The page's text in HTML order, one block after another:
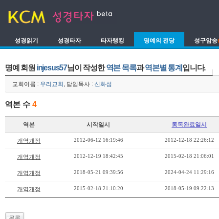
성경읽기 성경타자 타자랭킹 명예의 전당 성구암송
명예 회원 injesus57님이 작성한역본 목록과역본별 통계 입니다.
교회이름 : 우리교회 , 담임목사 : 신화섭
역본 수 4
역본 시작일시 통독완료일시
개역개정 2012-06-12 16:19:46 2012-12-18 22:26:12
개역개정 2012-12-19 18:42:45 2015-02-18 21:06:01
개역개정 2018-05-21 09:39:56 2024-04-24 11:29:16
개역개정 2015-02-18 21:10:20 2018-05-19 09:22:13